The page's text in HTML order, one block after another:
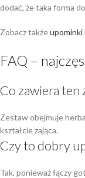
dodać, że taka forma
Zobacz takżeupominki
FAQ –
Co zawiera ten
Zestaw obejmuje
kształcie zająca.
Czy to dobry
Tak, ponieważ łączy